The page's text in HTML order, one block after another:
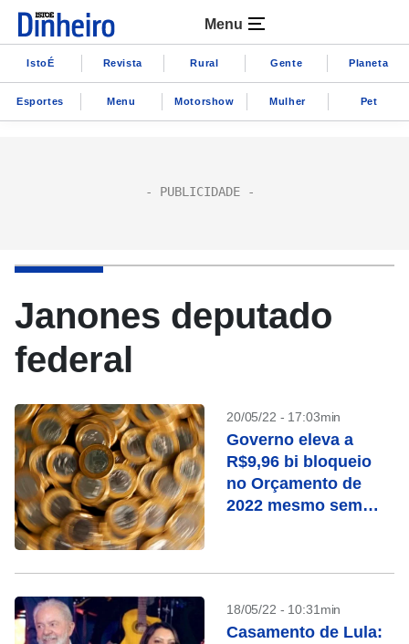
Menu
IstoÉ Revista Rural Gente Planeta
Esportes Menu Motorshow Mulher Pet
Janones deputado
federal
20/05/22 - 17:03min
Governo eleva a
R$9,96 bi bloqueio
no Orçamento de
2022 mesmo sem
18/05/22 - 10:31min
Casamento de Lula: